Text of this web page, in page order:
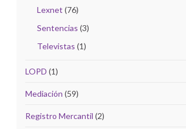
Lexnet (76)
Sentencias (3)
Televistas (1)
LOPD (1)
Mediación (59)
Registro Mercantil (2)